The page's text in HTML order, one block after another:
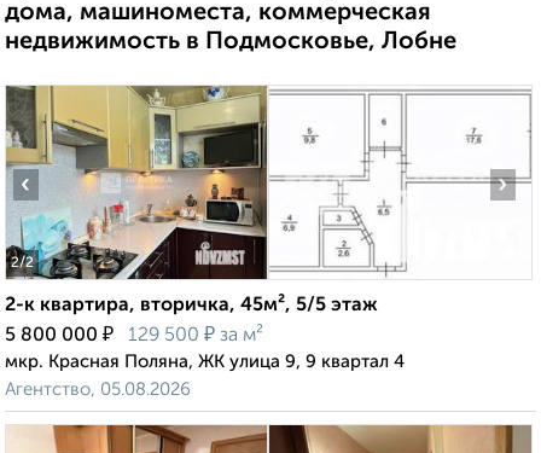
дома, машиноместа, коммерческая
недвижимость в Подмосковье, Лобне
2/2
‹ ›
2-к квартира, вторичка, 45м², 5/5 этаж
5 800 000 ₽ 129 500 ₽ за м²
мкр. Красная Поляна, ЖК улица 9, 9 квартал 4
Агентство, 05.08.2026